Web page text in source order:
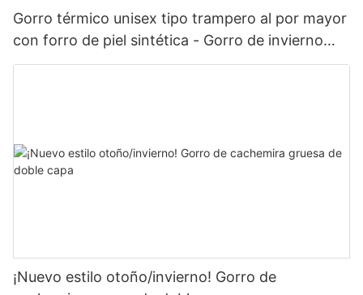
Gorro térmico unisex tipo trampero al por mayor
con forro de piel sintética - Gorro de invierno
con orejeras para actividades al aire libre
¡Nuevo estilo otoño/invierno! Gorro de